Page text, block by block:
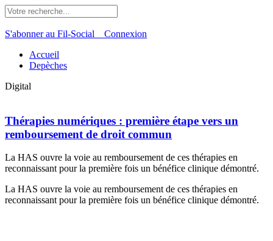
S'abonner au Fil-Social Connexion
Accueil
Depèches
Digital
Thérapies numériques : première étape vers un
remboursement de droit commun
La HAS ouvre la voie au remboursement de ces thérapies en
reconnaissant pour la première fois un bénéfice clinique démontré.
La HAS ouvre la voie au remboursement de ces thérapies en
reconnaissant pour la première fois un bénéfice clinique démontré.